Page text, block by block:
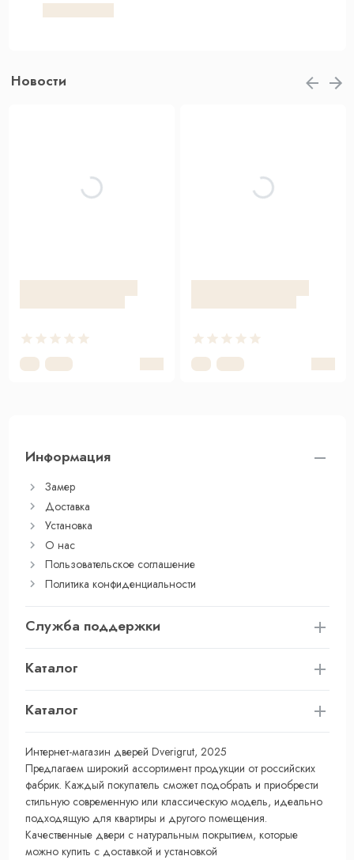
Новости
Информация
Замер
Доставка
Установка
О нас
Пользовательское соглашение
Политика конфиденциальности
Служба поддержки
Каталог
Каталог
Интернет-магазин дверей Dverigrut, 2025
Предлагаем широкий ассортимент продукции от российских
фабрик. Каждый покупатель сможет подобрать и приобрести
стильную современную или классическую модель, идеально
подходящую для квартиры и другого помещения.
Качественные двери с натуральным покрытием, которые
можно купить с доставкой и установкой